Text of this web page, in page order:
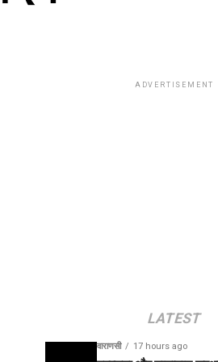
ADVERTISEMENT
LATEST
वाराणसी 17 hours ago